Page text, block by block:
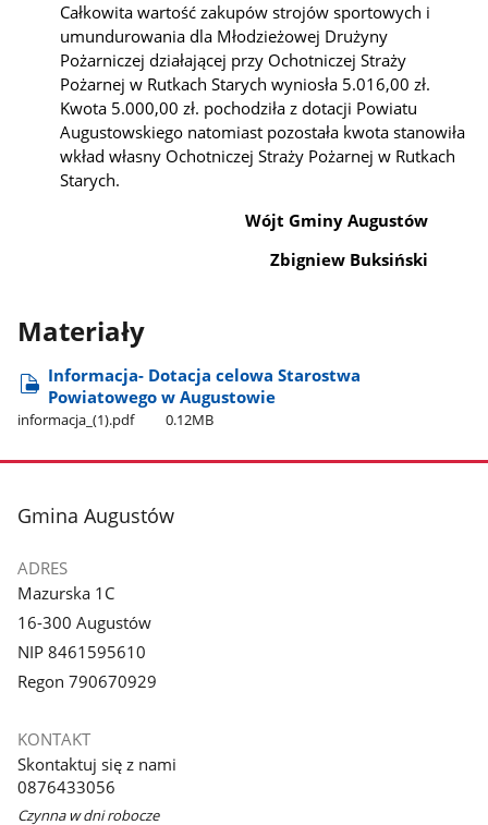
Całkowita wartość zakupów strojów sportowych i
umundurowania dla Młodzieżowej Drużyny
Pożarniczej działającej przy Ochotniczej Straży
Pożarnej w Rutkach Starych wyniosła 5.016,00 zł.
Kwota 5.000,00 zł. pochodziła z dotacji Powiatu
Augustowskiego natomiast pozostała kwota stanowiła
wkład własny Ochotniczej Straży Pożarnej w Rutkach
Starych.
Wójt Gminy Augustów
Zbigniew Buksiński
Materiały
Informacja- Dotacja celowa Starostwa
Powiatowego w Augustowie
informacja​_(1).pdf 0.12MB
stopka
Gmina Augustów
ADRES
Mazurska 1C
16-300 Augustów
NIP 8461595610
Regon 790670929
KONTAKT
Skontaktuj się z nami
0876433056
Czynna w dni robocze